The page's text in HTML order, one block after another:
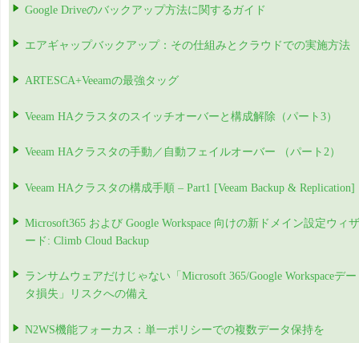
Google Driveのバックアップ方法に関するガイド
エアギャップバックアップ：その仕組みとクラウドでの実施方法
ARTESCA+Veeamの最強タッグ
Veeam HAクラスタのスイッチオーバーと構成解除（パート3）
Veeam HAクラスタの手動／自動フェイルオーバー （パート2）
Veeam HAクラスタの構成手順 – Part1 [Veeam Backup & Replication]
Microsoft365 および Google Workspace 向けの新ドメイン設定ウィザ
ード: Climb Cloud Backup
ランサムウェアだけじゃない「Microsoft 365/Google Workspaceデー
タ損失」リスクへの備え
N2WS機能フォーカス：単一ポリシーでの複数データ保持を